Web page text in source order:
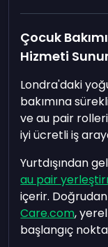
Çocuk
Hizmeti
Londra'daki
bakımına
ve au pair
iyi ücretli iş
Yurtdışından
au pair
içerir. Doğrudan
Care.com,
başlangıç